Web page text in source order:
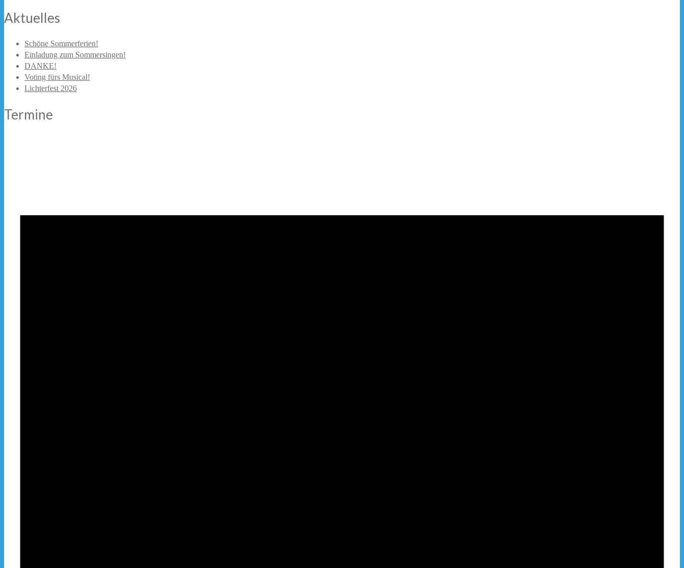
Aktuelles
Schöne Sommerferien!
Einladung zum Sommersingen!
DANKE!
Voting fürs Musical!
Lichterfest 2026
Termine